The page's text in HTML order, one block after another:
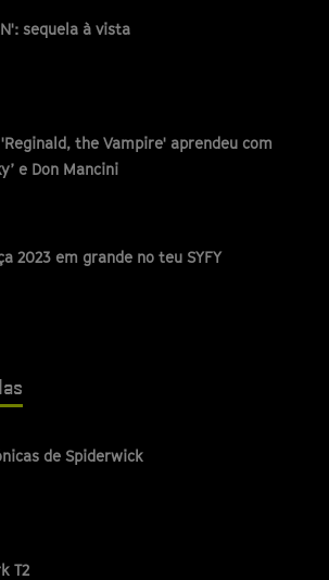
sequela à vista
'Reginald, the Vampire' aprendeu com
e Don Mancini
2023 em grande no teu SYFY
de Spiderwick
T2